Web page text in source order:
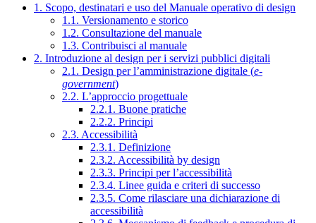
1. Scopo, destinatari e uso del Manuale operativo di design
1.1. Versionamento e storico
1.2. Consultazione del manuale
1.3. Contribuisci al manuale
2. Introduzione al design per i servizi pubblici digitali
2.1. Design per l’amministrazione digitale (e-
government)
2.2. L’approccio progettuale
2.2.1. Buone pratiche
2.2.2. Principi
2.3. Accessibilità
2.3.1. Definizione
2.3.2. Accessibilità by design
2.3.3. Principi per l’accessibilità
2.3.4. Linee guida e criteri di successo
2.3.5. Come rilasciare una dichiarazione di
accessibilità